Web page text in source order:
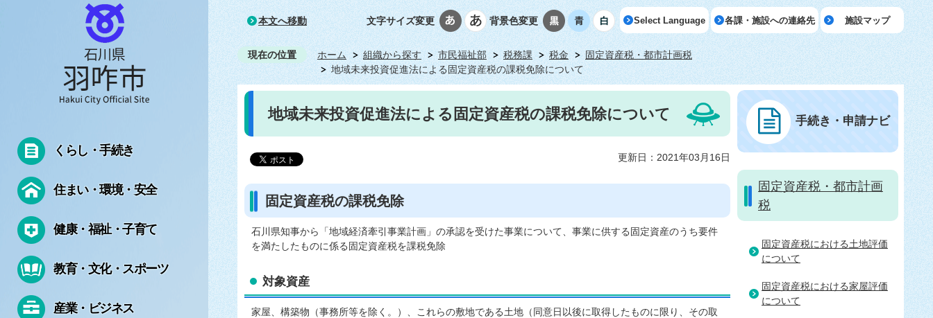
本文へ移動
くらし・手続き
住まい・環境・安全
健康・福祉・子育て
教育・文化・スポーツ
産業・ビジネス
文字サイズ変更 背景色変更 Select Language 各課・施設への連絡先 施設マップ
現在の位置 ホーム 組織から探す 市民福祉部 税務課 税金
固定資産税・都市計画税
地域未来投資促進法による固定資産税の課税免除について
地域未来投資促進法による固定資産税の課税免除について
更新日：2021年03月16日
固定資産税の課税免除
石川県知事から「地域経済牽引事業計画」の承認を受けた事業について、事業に供する固定資産のうち要件
を満たしたものに係る固定資産税を課税免除
対象資産
家屋、構築物（事務所等を除く。）、これらの敷地である土地（同意日以後に取得したものに限り、その取
手続き・申請ナビ
固定資産税・都市計画
税
固定資産税における土地評価
について
固定資産税における家屋評価
について